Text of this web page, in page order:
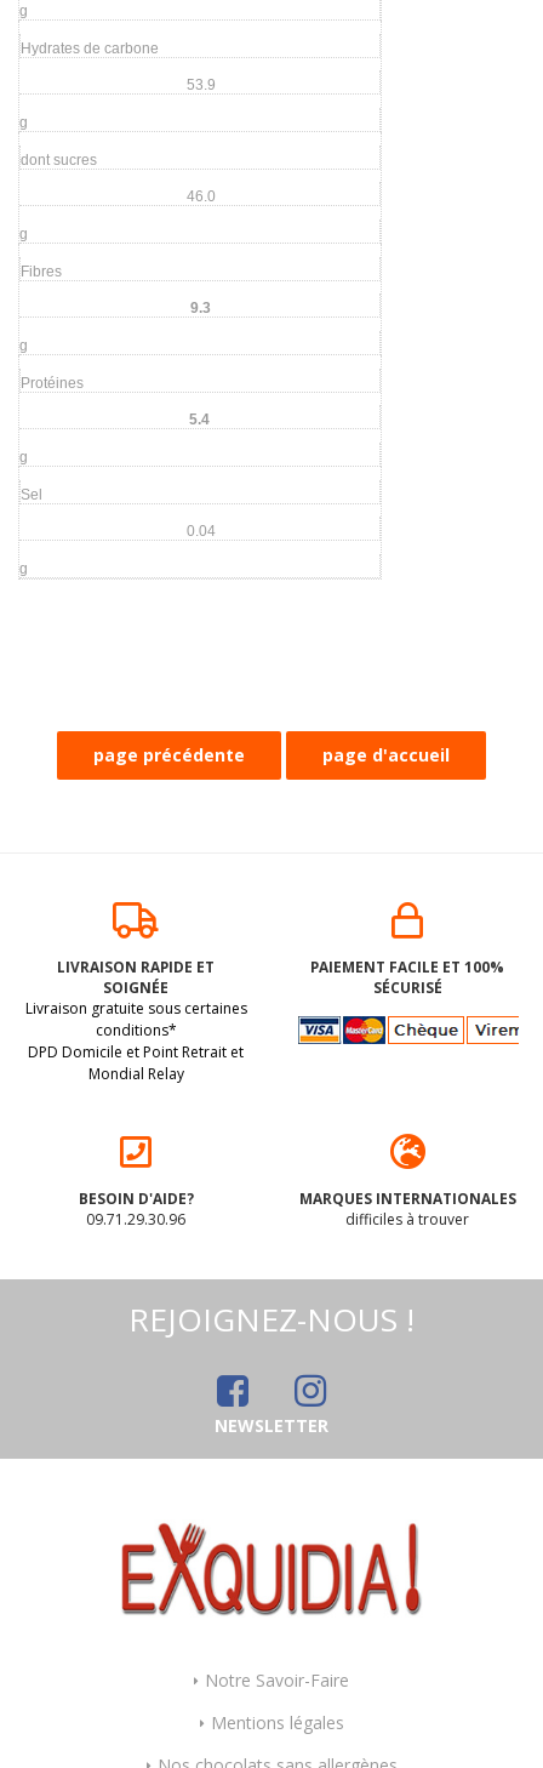
g
Hydrates de carbone
53.9
g
dont sucres
46.0
g
Fibres
9.3
g
Protéines
5.4
g
Sel
0.04
g
LIVRAISON RAPIDE ET
SOIGNÉE
Livraison gratuite sous certaines
conditions*
DPD Domicile et Point Retrait et
Mondial Relay
PAIEMENT FACILE ET 100%
SÉCURISÉ
BESOIN D'AIDE?
09.71.29.30.96
MARQUES INTERNATIONALES
difficiles à trouver
REJOIGNEZ-NOUS !
NEWSLETTER
Notre Savoir-Faire
Mentions légales